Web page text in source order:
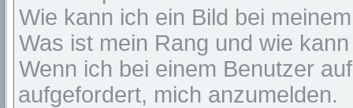
Wie kann ich ein Bild bei
Was ist mein Rang und wie
Wenn ich bei einem Benutzer
aufgefordert, mich anzumelden.